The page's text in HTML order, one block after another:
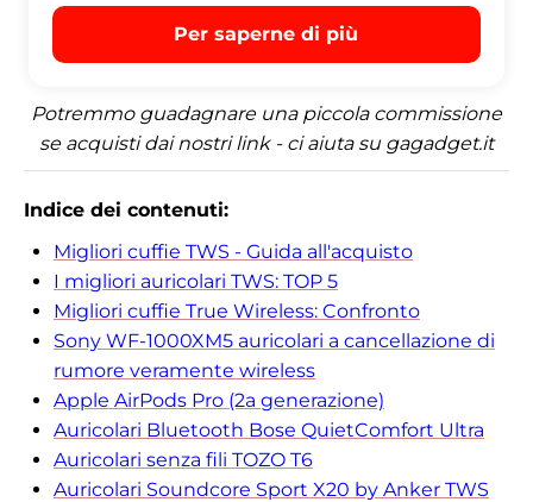
Per saperne di più
Potremmo guadagnare una piccola commissione
se acquisti dai nostri link - ci aiuta su gagadget.it
Indice dei contenuti:
Migliori cuffie TWS - Guida all'acquisto
I migliori auricolari TWS: TOP 5
Migliori cuffie True Wireless: Confronto
Sony WF-1000XM5 auricolari a cancellazione di
rumore veramente wireless
Apple AirPods Pro (2a generazione)
Auricolari Bluetooth Bose QuietComfort Ultra
Auricolari senza fili TOZO T6
Auricolari Soundcore Sport X20 by Anker TWS